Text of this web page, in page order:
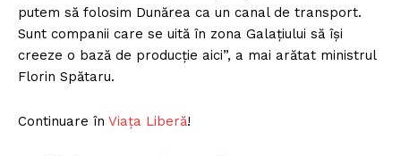
putem să folosim Dunărea ca un canal de transport.
Sunt companii care se uită în zona Galaţiului să îşi
creeze o bază de producţie aici”, a mai arătat ministrul
Florin Spătaru.
Continuare în Viața Liberă!